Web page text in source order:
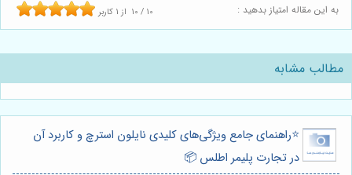
به این مقاله امتیاز بدهید : 10 / 10 از 1 کاربر
مطالب مشابه
⭐️راهنمای جامع ویژگی‌های کلیدی نایلون استرچ و کاربرد آن
در تجارت پلیمر اطلس 📦